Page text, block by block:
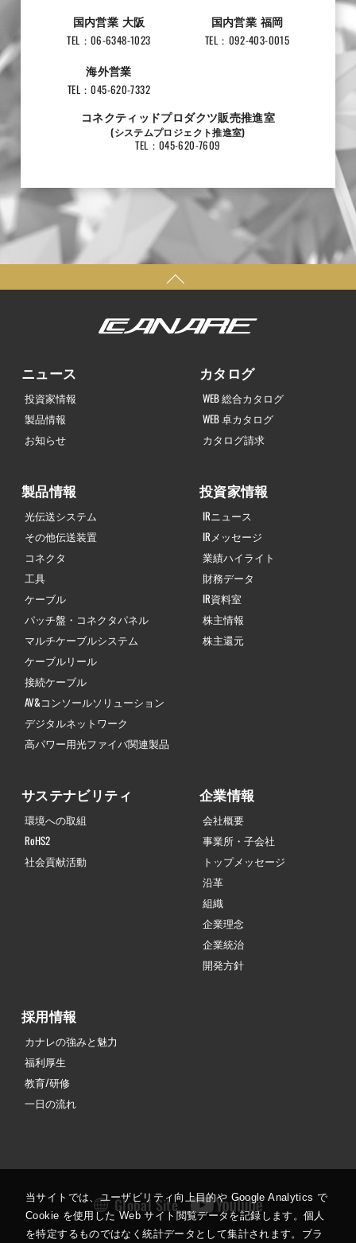
国内営業 大阪
TEL：06-6348-1023
国内営業 福岡
TEL：092-403-0015
海外営業
TEL：045-620-7332
コネクティッドプロダクツ販売推進室
(システムプロジェクト推進室)
TEL：045-620-7609
ニュース
投資家情報
製品情報
お知らせ
カタログ
WEB 総合カタログ
WEB 卓カタログ
カタログ請求
製品情報
光伝送システム
その他伝送装置
コネクタ
工具
ケーブル
パッチ盤・コネクタパネル
マルチケーブルシステム
ケーブルリール
接続ケーブル
AV&コンソールソリューション
デジタルネットワーク
高パワー用光ファイバ関連製品
投資家情報
IRニュース
IRメッセージ
業績ハイライト
財務データ
IR資料室
株主情報
株主還元
サステナビリティ
環境への取組
RoHS2
社会貢献活動
企業情報
会社概要
事業所・子会社
トップメッセージ
沿革
組織
企業理念
企業統治
開発方針
採用情報
カナレの強みと魅力
福利厚生
教育/研修
一日の流れ
Global Site
当サイトでは、ユーザビリティ向上目的や Google Analytics で
Cookie を使用した Web サイト閲覧データを記録します。個人
を特定するものではなく統計データとして集計されます。ブラ